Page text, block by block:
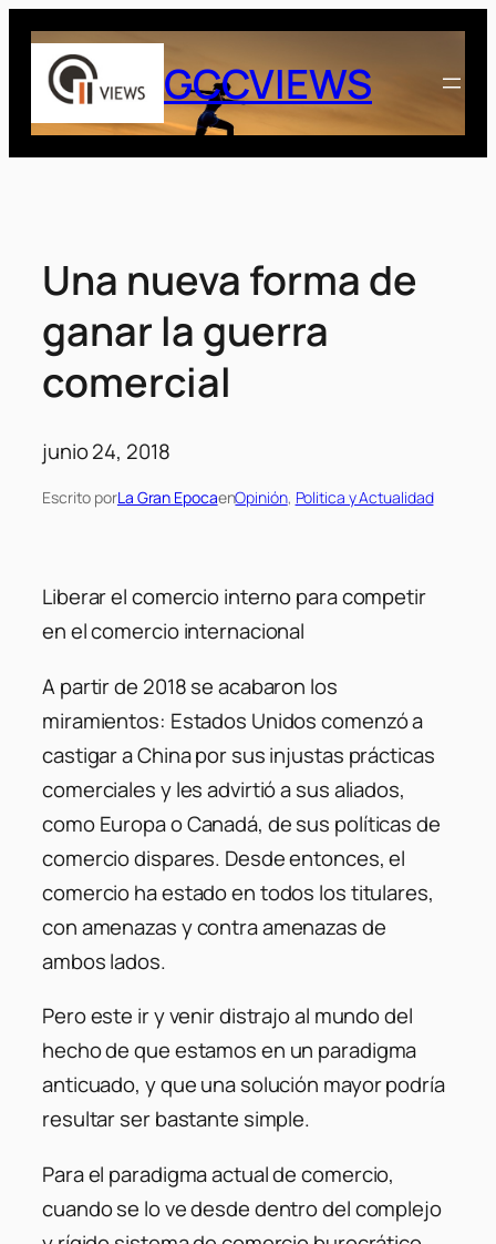
Saltar
contenido
GCCVIEWS
Una nueva forma de
ganar la guerra
comercial
junio 24, 2018
Escrito porLa Gran EpocaenOpinión, Politica y Actualidad
Liberar el comercio interno para competir
en el comercio internacional
A partir de 2018 se acabaron los
miramientos: Estados Unidos comenzó a
castigar a China por sus injustas prácticas
comerciales y les advirtió a sus aliados,
como Europa o Canadá, de sus políticas de
comercio dispares. Desde entonces, el
comercio ha estado en todos los titulares,
con amenazas y contra amenazas de
ambos lados.
Pero este ir y venir distrajo al mundo del
hecho de que estamos en un paradigma
anticuado, y que una solución mayor podría
resultar ser bastante simple.
Para el paradigma actual de comercio,
cuando se lo ve desde dentro del complejo